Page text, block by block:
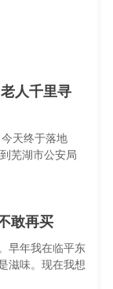
人千里寻
天终于落地
芜湖市公安局
敢再买
早年我在临平东
滋味。现在我想